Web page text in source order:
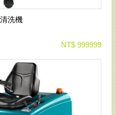
洗機
NT$ 999999